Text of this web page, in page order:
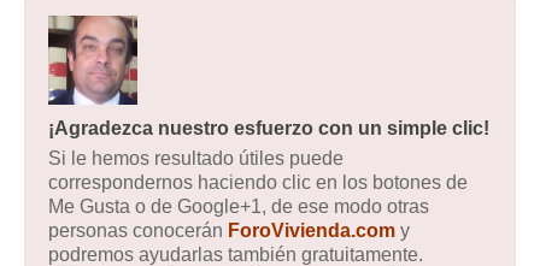
¡Agradezca nuestro esfuerzo con un simple clic!
Si le hemos resultado útiles puede
correspondernos haciendo clic en los botones de
Me Gusta o de Google+1, de ese modo otras
personas conocerán ForoVivienda.com y
podremos ayudarlas también gratuitamente.